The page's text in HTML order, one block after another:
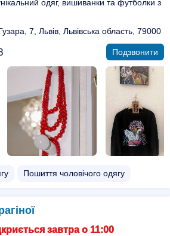
одяг, вишиванки та футболки з
7, Львів, Львівська область, 79000
Подзвонити
Пошиття чоловічого одягу
завтра о 11:00